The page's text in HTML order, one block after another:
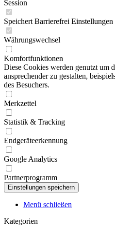
Session
Speichert Barrierefrei Einstellungen
Währungswechsel
Komfortfunktionen
Diese Cookies werden genutzt um
ansprechender zu gestalten,
des Besuchers.
Merkzettel
Statistik & Tracking
Endgeräteerkennung
Google Analytics
Partnerprogramm
Menü schließen
Kategorien